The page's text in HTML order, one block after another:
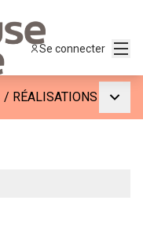
Se connecter
/ RÉALISATIONS